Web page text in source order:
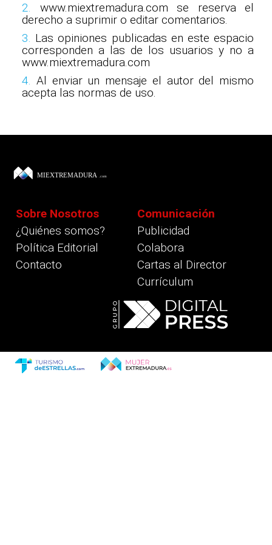
2. www.miextremadura.com se reserva el
derecho a suprimir o editar comentarios.
3. Las opiniones publicadas en este espacio
corresponden a las de los usuarios y no a
www.miextremadura.com
4. Al enviar un mensaje el autor del mismo
acepta las normas de uso.
Sobre Nosotros
¿Quiénes somos?
Política Editorial
Contacto
Comunicación
Publicidad
Colabora
Cartas al Director
Currículum